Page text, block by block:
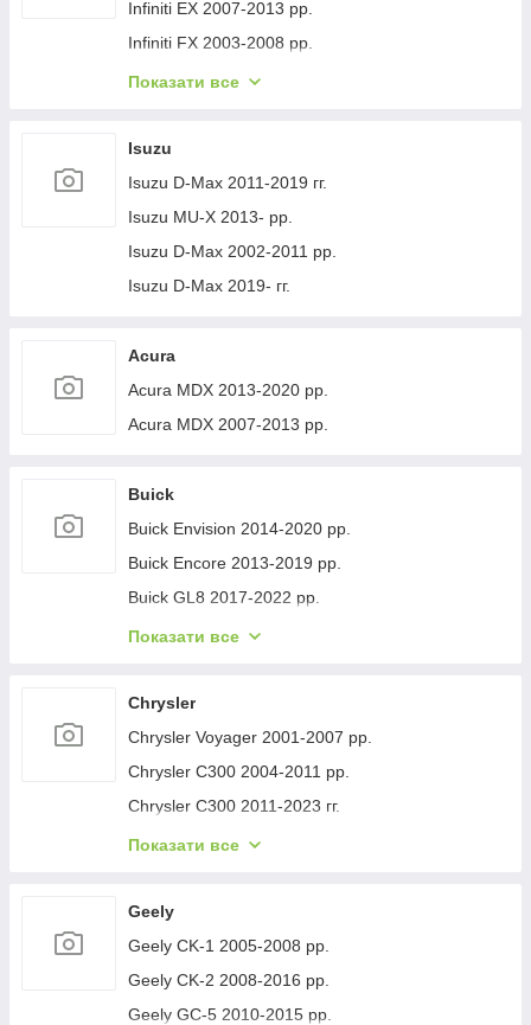
Jeep Cherokee XJ 1984-2001 гг.
Infiniti EX 2007-2013 рр.
Infiniti FX 2003-2008 рр.
Infiniti FX 2008-2012 рр.
Infiniti Q30 2015-2024 гг.
Infiniti Q50/Q60 2013-2024 рр.
Infiniti QX50 2013-2017 рр.
Infiniti QX56 2010-2013 рр.
Infiniti QX70 2013-2019 рр.
Infiniti G25/G35/37 (V36/CV36) 2006-2015 гг.
Infinity Q70/M-series 2010-2019 рр.
Infiniti QX80 2013-2024 рр.
Показати все
Isuzu
Isuzu D-Max 2011-2019 гг.
Isuzu MU-X 2013- рр.
Isuzu D-Max 2002-2011 рр.
Isuzu D-Max 2019- гг.
Acura
Acura MDX 2013-2020 рр.
Acura MDX 2007-2013 рр.
Buick
Buick Envision 2014-2020 рр.
Buick Encore 2013-2019 рр.
Buick GL8 2017-2022 рр.
Buick Lacrosse 2017-2023 рр.
Buick Verano 2016-2021 рр.
Buick Enclave 2007-2012 рр.
Показати все
Chrysler
Chrysler Voyager 2001-2007 рр.
Chrysler C300 2004-2011 рр.
Chrysler C300 2011-2023 гг.
Chrysler Voyager 1996-2001 рр.
Chrysler 200 II 2014-2017 рр.
Показати все
Geely
Geely CK-1 2005-2008 рр.
Geely CK-2 2008-2016 рр.
Geely GC-5 2010-2015 рр.